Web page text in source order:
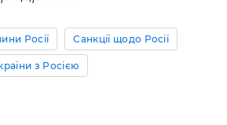
Росії Санкції щодо Росії
з Росією